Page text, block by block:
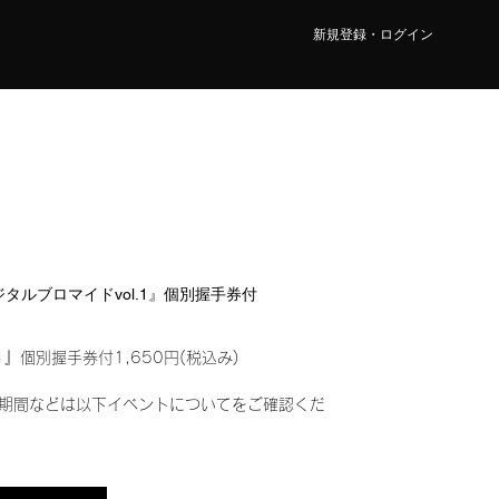
新規登録・ログイン
タルブロマイドvol.1』個別握手券付
』個別握手券付1,650円(税込み)
間などは以下イベントについてをご確認くだ